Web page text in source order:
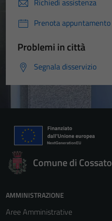
Richiedi assistenza
Prenota appuntamento
Problemi in città
Segnala disservizio
Comune di Cossato
AMMINISTRAZIONE
Aree Amministrative